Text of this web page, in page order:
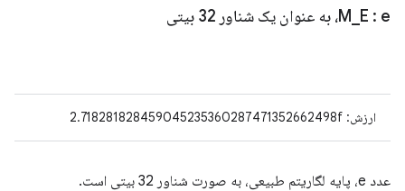
M E : e، به عنوان یک شناور 32 بیتی
ارزش: 2.718281828459045235360287471352662498f
عدد e، پایه لگاریتم طبیعی، به صورت شناور 32 بیتی است.